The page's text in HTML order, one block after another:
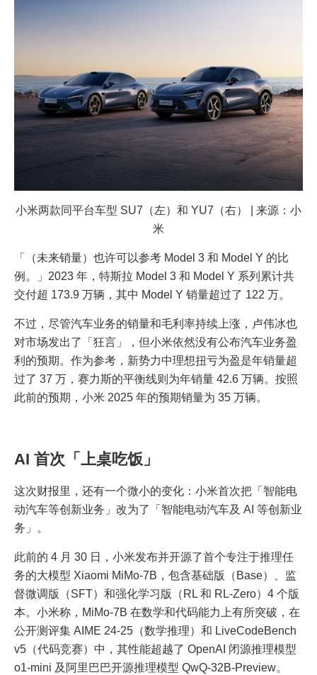
小米两款同平台车型 SU7（左）和 YU7（右） | 来源：小
米
「（未来销量）也许可以参考 Model 3 和 Model Y 的比
例。」2023 年，特斯拉 Model 3 和 Model Y 系列累计共
交付超 173.9 万辆，其中 Model Y 销量超过了 122 万。
不过，尽管汽车业务的销量和毛利率持续上涨，卢伟冰也
对市场发出了「狂言」，但小米依然没有公布汽车业务盈
利的预期。作为参考，新势力中理想扭亏为盈是年销量超
过了 37 万，赛力斯的平衡线则为年销量 42.6 万辆。按照
此前的预期，小米 2025 年的预期销量为 35 万辆。
AI 首次「上桌吃饭」
这次财报里，还有一个微小的变化：小米首次把「智能电
动汽车等创新业务」改为了「智能电动汽车及 AI 等创新业
务」。
此前的 4 月 30 日，小米发布并开源了首个专注于推理任
务的大模型 Xiaomi MiMo-7B，包含基础版（Base）、监
督微调版（SFT）和强化学习版（RL 和 RL-Zero）4 个版
本。小米称，MiMo-7B 在数学和代码能力上有所突破，在
公开测评集 AIME 24-25（数学推理）和 LiveCodeBench
v5（代码竞赛）中，其性能超越了 OpenAI 闭源推理模型
o1-mini 及阿里巴巴开源推理模型 QwQ-32B-Preview。